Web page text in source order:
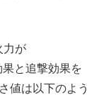
力が
と追撃効果を
値は以下のよう